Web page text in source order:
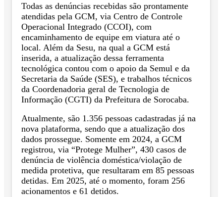
Todas as denúncias recebidas são prontamente
atendidas pela GCM, via Centro de Controle
Operacional Integrado (CCOI), com
encaminhamento de equipe em viatura até o
local. Além da Sesu, na qual a GCM está
inserida, a atualização dessa ferramenta
tecnológica contou com o apoio da Semul e da
Secretaria da Saúde (SES), e trabalhos técnicos
da Coordenadoria geral de Tecnologia de
Informação (CGTI) da Prefeitura de Sorocaba.
Atualmente, são 1.356 pessoas cadastradas já na
nova plataforma, sendo que a atualização dos
dados prossegue. Somente em 2024, a GCM
registrou, via “Protege Mulher”, 430 casos de
denúncia de violência doméstica/violação de
medida protetiva, que resultaram em 85 pessoas
detidas. Em 2025, até o momento, foram 256
acionamentos e 61 detidos.